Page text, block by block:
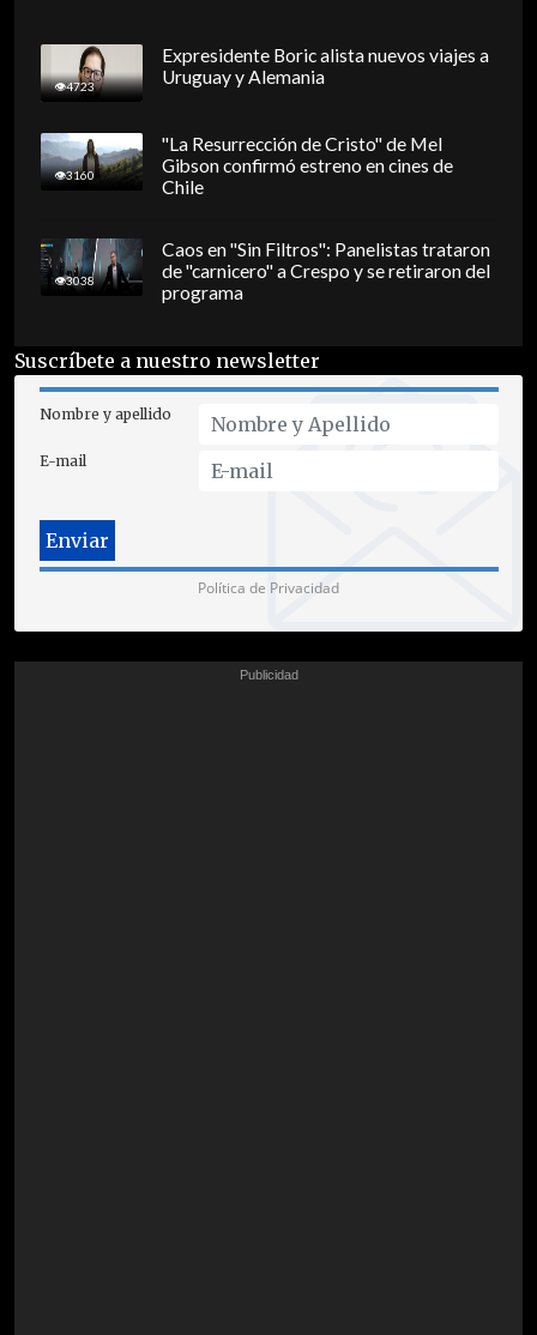
4723
Expresidente Boric alista nuevos viajes a
Uruguay y Alemania
3160
"La Resurrección de Cristo" de Mel
Gibson confirmó estreno en cines de
Chile
3038
Caos en "Sin Filtros": Panelistas trataron
de "carnicero" a Crespo y se retiraron del
programa
Suscríbete a nuestro newsletter
Nombre y apellido
E-mail
Política de Privacidad